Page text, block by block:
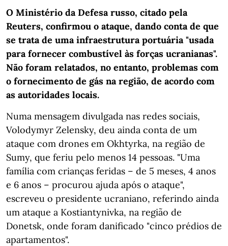
O Ministério da Defesa russo, citado pela
Reuters, confirmou o ataque, dando conta de que
se trata de uma infraestrutura portuária "usada
para fornecer combustível às forças ucranianas".
Não foram relatados, no entanto, problemas com
o fornecimento de gás na região, de acordo com
as autoridades locais.
Numa mensagem divulgada nas redes sociais,
Volodymyr Zelensky, deu ainda conta de um
ataque com drones em Okhtyrka, na região de
Sumy, que feriu pelo menos 14 pessoas. "Uma
família com crianças feridas – de 5 meses, 4 anos
e 6 anos – procurou ajuda após o ataque",
escreveu o presidente ucraniano, referindo ainda
um ataque a Kostiantynivka, na região de
Donetsk, onde foram danificado "cinco prédios de
apartamentos".